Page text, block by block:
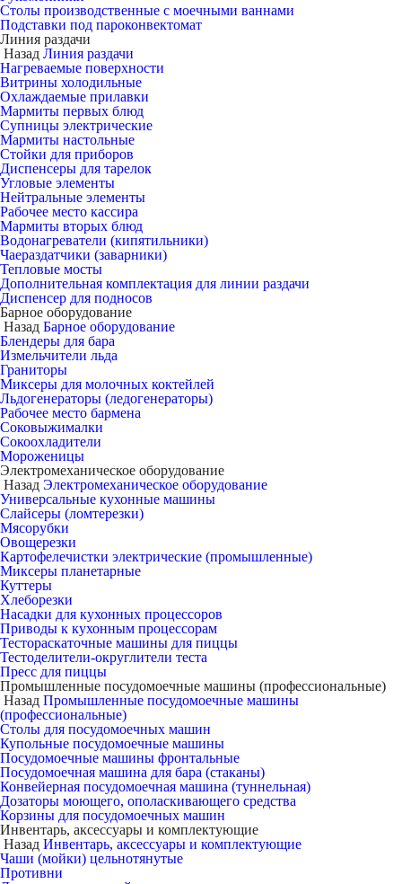
Столы производственные с моечными ваннами
Подставки под пароконвектомат
Линия раздачи
Назад Линия раздачи
Нагреваемые поверхности
Витрины холодильные
Охлаждаемые прилавки
Мармиты первых блюд
Супницы электрические
Мармиты настольные
Стойки для приборов
Диспенсеры для тарелок
Угловые элементы
Нейтральные элементы
Рабочее место кассира
Мармиты вторых блюд
Водонагреватели (кипятильники)
Чаераздатчики (заварники)
Тепловые мосты
Дополнительная комплектация для линии раздачи
Диспенсер для подносов
Барное оборудование
Назад Барное оборудование
Блендеры для бара
Измельчители льда
Граниторы
Миксеры для молочных коктейлей
Льдогенераторы (ледогенераторы)
Рабочее место бармена
Соковыжималки
Сокоохладители
Мороженицы
Электромеханическое оборудование
Назад Электромеханическое оборудование
Универсальные кухонные машины
Слайсеры (ломтерезки)
Мясорубки
Овощерезки
Картофелечистки электрические (промышленные)
Миксеры планетарные
Куттеры
Хлеборезки
Насадки для кухонных процессоров
Приводы к кухонным процессорам
Тестораскаточные машины для пиццы
Тестоделители-округлители теста
Пресс для пиццы
Промышленные посудомоечные машины (профессиональные)
Назад Промышленные посудомоечные машины
(профессиональные)
Столы для посудомоечных машин
Купольные посудомоечные машины
Посудомоечные машины фронтальные
Посудомоечная машина для бара (стаканы)
Конвейерная посудомоечная машина (туннельная)
Дозаторы моющего, ополаскивающего средства
Корзины для посудомоечных машин
Инвентарь, аксессуары и комплектующие
Назад Инвентарь, аксессуары и комплектующие
Чаши (мойки) цельнотянутые
Противни